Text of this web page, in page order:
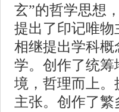
玄”的哲学思想
提出了印记唯
相继提出学科
学。创作了统
境，哲理而上
主张。创作了